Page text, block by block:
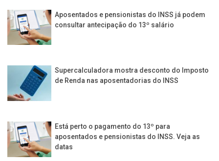
Aposentados e pensionistas do INSS já podem
consultar antecipação do 13º salário
Supercalculadora mostra desconto do Imposto
de Renda nas aposentadorias do INSS
Está perto o pagamento do 13º para
aposentados e pensionistas do INSS. Veja as
datas